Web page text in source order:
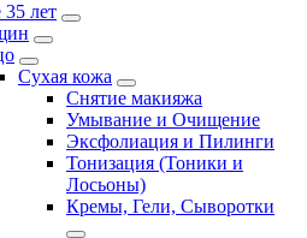
35 лет
Сухая кожа
Снятие макияжа
Умывание и Очищение
Эксфолиация и Пилинги
Тонизация (Тоники и
Лосьоны)
Кремы, Гели, Сыворотки